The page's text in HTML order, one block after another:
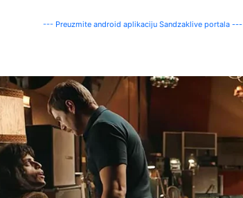
--- Preuzmite android aplikaciju Sandzaklive portala ---